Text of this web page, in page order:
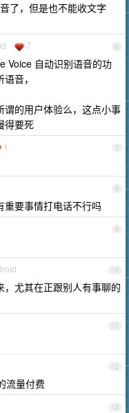
了，但是也不能收文字
6
7
Voice 自动识别语音的功
音，
谓的用户体验么，这点小事
得要死
7
1
8
重要事情打电话不行吗
9
10
尤其在正跟别人有事聊的
11
12
流量付费
13